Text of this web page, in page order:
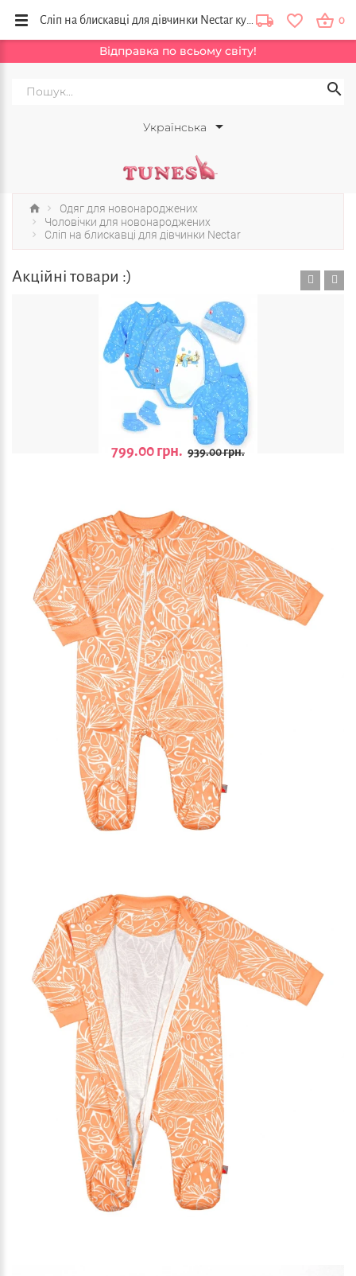
Відправка по всьому світу!
Українська
0
Одяг для новонароджених
Чоловічки для новонароджених
Сліп на блискавці для дівчинки Nectar
Акційні товари :)
799.00 грн. 939.00 грн.